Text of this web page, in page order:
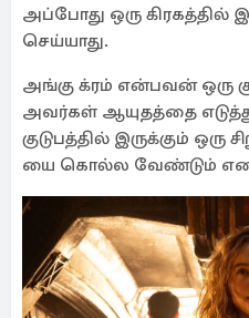
அப்போது ஒரு கிரகத்தில்
செய்யாது.
அங்கு க்ரம் என்பவன் ஒரு
அவர்கள் ஆயுதத்தை
குடுபத்தில் இருக்கும் ஒரு
யை கொல்ல வேண்டும் என